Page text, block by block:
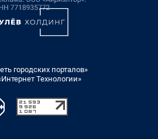
городских порталов»
Технологии»